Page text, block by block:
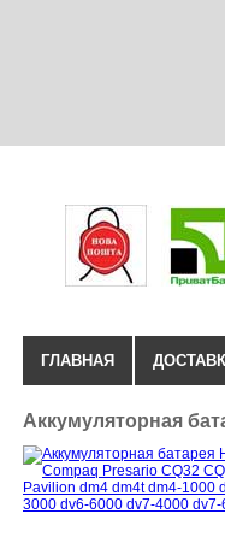
ГЛАВНАЯ
Аккумуляторная